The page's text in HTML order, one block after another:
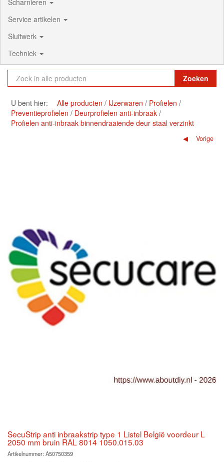
Service artikelen
Sluitwerk
Techniek
Zoeken
U bent hier: Alle producten IJzerwaren
Profielen
Preventieprofielen
Deurprofielen anti-inbraak
Profielen anti-inbraak binnendraaiende deur staal verzinkt
Vorige
SecuStrip anti inbraakstrip type 1 Listel België voordeur L
2050 mm bruin RAL 8014 1050.015.03
Artikelnummer: A50750359